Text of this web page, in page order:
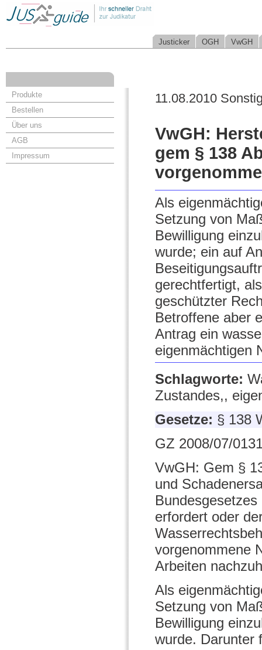
Justicker OGH VwGH
Produkte
Bestellen
Über uns
AGB
Impressum
11.08.2010
VwGH:
gem § 138
Als
Setzung von
Bewilligung
wurde; ein auf
gerechtfertigt,
geschützter
Betroffene aber
Antrag ein
eigenmächtigen
Schlagworte:
Zustandes,,
Gesetze: § 138
GZ 2008/07/
VwGH: Gem §
und
erfordert oder
vorgenommene
Arbeiten
Als
Setzung von
Bewilligung
wurde. Darunter